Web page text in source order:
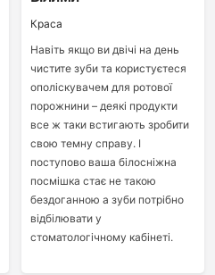
Краса
Навіть якщо ви двічі на день
чистите зуби та користуєтеся
ополіскувачем для ротової
порожнини – деякі продукти
все ж таки встигають зробити
свою темну справу. І
поступово ваша білосніжна
посмішка стає не такою
бездоганною а зуби потрібно
відбілювати у
стоматологічному кабінеті.